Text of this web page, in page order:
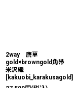
2way 唐草
gold×browngold角帯
米沢織
[kakuobi_karakusagold]